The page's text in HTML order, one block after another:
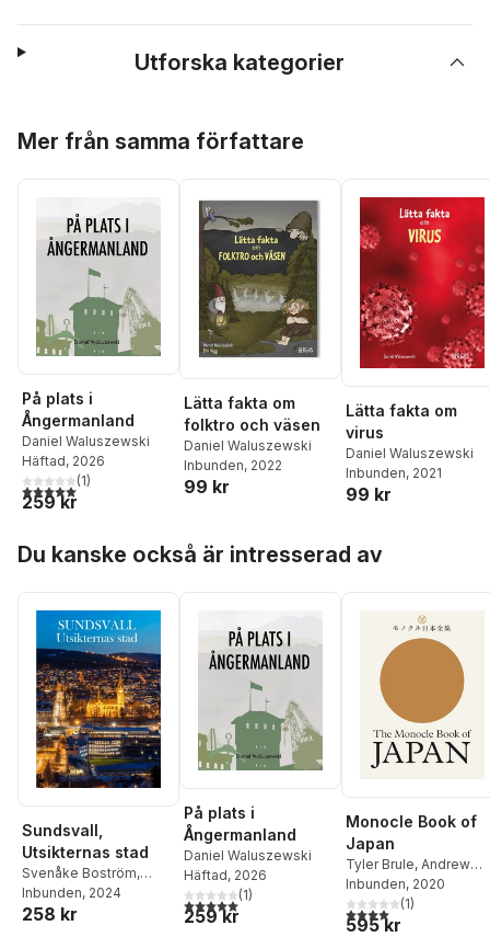
Utforska kategorier
Mer från samma författare
På plats i
Ångermanland
Daniel Waluszewski
Häftad, 2026
5,0utav 5 stjärnor. Totalt antal röster:
(1)
259 kr
Lätta fakta om
folktro och väsen
Daniel Waluszewski
Inbunden, 2022
99 kr
Lätta fakta om
virus
Daniel Waluszewski
Inbunden, 2021
99 kr
Du kanske också är intresserad av
Sundsvall,
Utsikternas stad
Svenåke Boström,
Anders Öhrn,Hasse
Boström
Inbunden, 2024
258 kr
På plats i
Ångermanland
Daniel Waluszewski
Häftad, 2026
5,0utav 5 stjärnor. Totalt antal röster:
(1)
259 kr
Monocle Book of
Japan
Tyler Brule, Andrew
Tuck,Fiona Wilson
Pickard
Inbunden, 2020
4,0utav 5 stjärnor.
(1)
595 kr